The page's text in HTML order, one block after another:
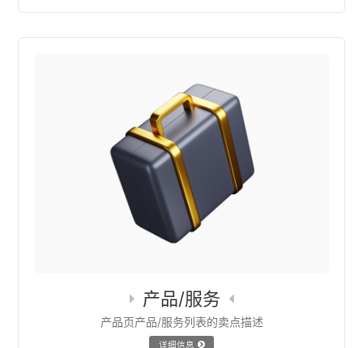
产品/服务
产品页产品/服务列表的卖点描述
详细信息